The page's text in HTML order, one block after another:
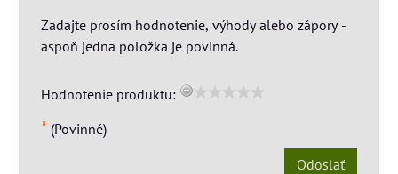
Zadajte prosím hodnotenie, výhody alebo zápory -
aspoň jedna položka je povinná.
Hodnotenie produktu:
* (Povinné)
Odoslať